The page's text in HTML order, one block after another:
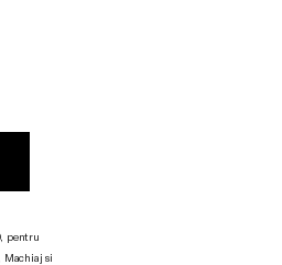
pentru
Machiaj si